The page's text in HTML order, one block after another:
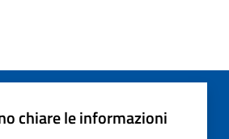
chiare le informazioni